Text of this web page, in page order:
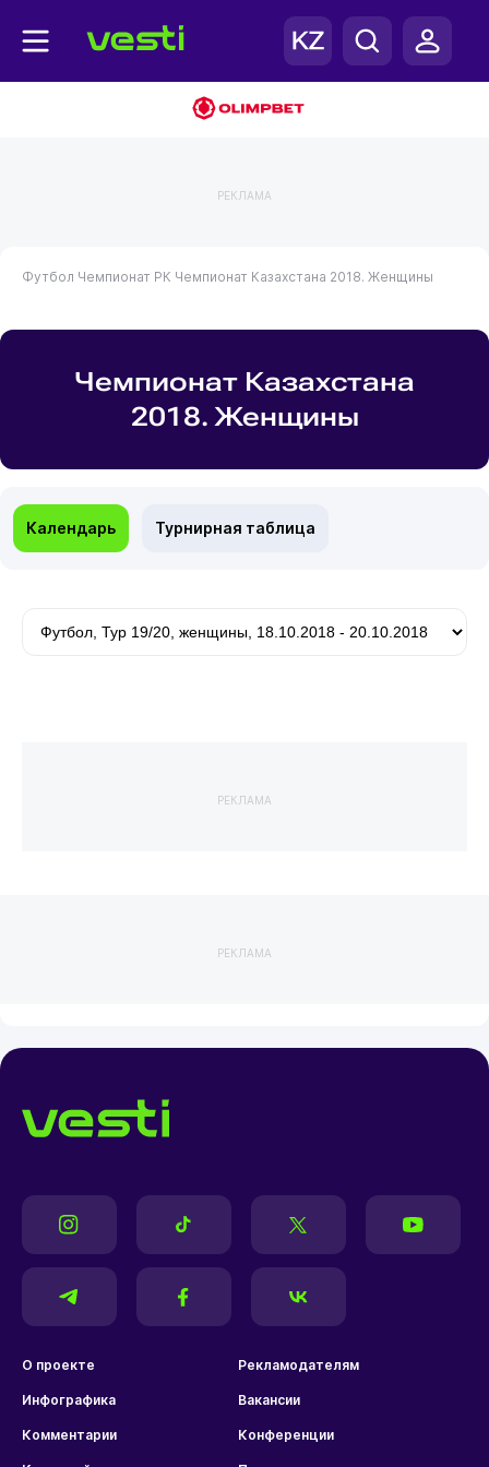
РЕКЛАМА
Футбол Чемпионат РК Чемпионат Казахстана 2018. Женщины
Чемпионат Казахстана
2018. Женщины
Календарь Турнирная таблица
РЕКЛАМА
РЕКЛАМА
О проекте Рекламодателям
Инфографика Вакансии
Комментарии Конференции